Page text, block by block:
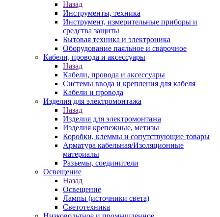
Назад
Инструменты, техника
Инструмент, измерительные приборы и
средства защиты
Бытовая техника и электроника
Оборудование паяльное и сварочное
Кабели, провода и аксессуары
Назад
Кабели, провода и аксессуары
Системы ввода и крепления для кабеля
Кабели и провода
Изделия для электромонтажа
Назад
Изделия для электромонтажа
Изделия крепежные, метизы
Коробки, клеммы и сопутствующие товары
Арматура кабельная/Изоляционные
материалы
Разъемы, соединители
Освещение
Назад
Освещение
Лампы (источники света)
Светотехника